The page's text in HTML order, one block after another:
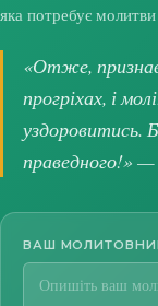
яка потребує
«Отже,
прогріхах, і
уздоровитись.
праведного!» —
ВАШ